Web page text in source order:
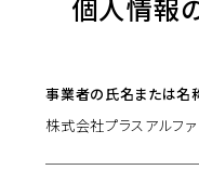
個人情報
事業者の氏名または名
株式会社プラスアルファ